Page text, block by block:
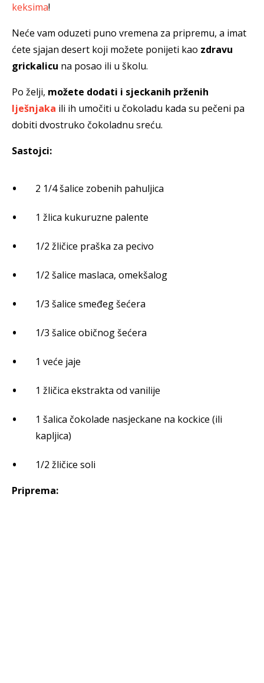
keksima!
Neće vam oduzeti puno vremena za pripremu, a imat
ćete sjajan desert koji možete ponijeti kao zdravu
grickalicu na posao ili u školu.
Po želji, možete dodati i sjeckanih prženih
lješnjaka ili ih umočiti u čokoladu kada su pečeni pa
dobiti dvostruko čokoladnu sreću.
Sastojci:
2 1/4 šalice zobenih pahuljica
1 žlica kukuruzne palente
1/2 žličice praška za pecivo
1/2 šalice maslaca, omekšalog
1/3 šalice smeđeg šećera
1/3 šalice običnog šećera
1 veće jaje
1 žličica ekstrakta od vanilije
1 šalica čokolade nasjeckane na kockice (ili
kapljica)
1/2 žličice soli
Priprema: